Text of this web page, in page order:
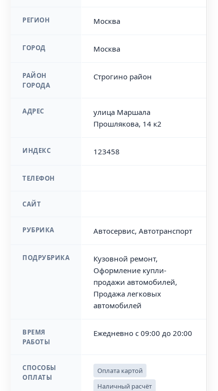
РЕГИОН Москва
ГОРОД Москва
РАЙОН
ГОРОДА
Строгино район
АДРЕС
улица Маршала
Прошлякова, 14 к2
ИНДЕКС 123458
ТЕЛЕФОН
САЙТ
РУБРИКА Автосервис, Автотранспорт
ПОДРУБРИКА
Кузовной ремонт,
Оформление купли-
продажи автомобилей,
Продажа легковых
автомобилей
ВРЕМЯ
РАБОТЫ
Ежедневно с 09:00 до 20:00
СПОСОБЫ
ОПЛАТЫ
Оплата картой
Наличный расчёт